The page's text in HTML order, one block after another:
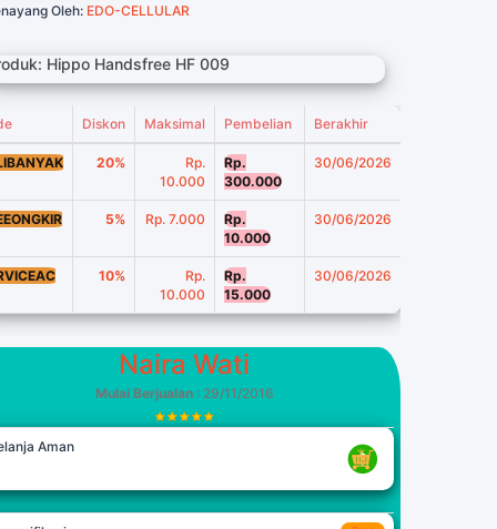
Oleh: EDO-CELLULAR
Hippo Handsfree HF 009
Diskon Maksimal Pembelian Berakhir
20%
Rp.
10.000
Rp.
300.000
30/06/2026
5% Rp. 7.000
Rp.
10.000
30/06/2026
10%
Rp.
10.000
Rp.
15.000
30/06/2026
Naira Wati
Mulai Berjualan: 29/11/2016
Aman